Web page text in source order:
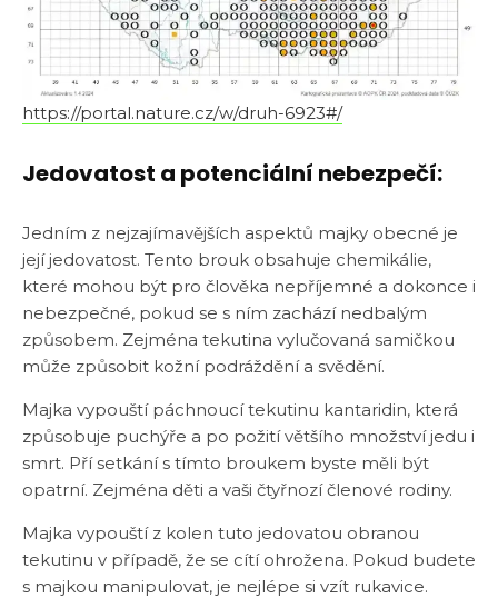
https://portal.nature.cz/w/druh-6923#/
Jedovatost a potenciální nebezpečí:
Jedním z nejzajímavějších aspektů majky obecné je
její jedovatost. Tento brouk obsahuje chemikálie,
které mohou být pro člověka nepříjemné a dokonce i
nebezpečné, pokud se s ním zachází nedbalým
způsobem. Zejména tekutina vylučovaná samičkou
může způsobit kožní podráždění a svědění.
Majka vypouští páchnoucí tekutinu kantaridin, která
způsobuje puchýře a po požití většího množství jedu i
smrt. Pří setkání s tímto broukem byste měli být
opatrní. Zejména děti a vaši čtyřnozí členové rodiny.
Majka vypouští z kolen tuto jedovatou obranou
tekutinu v případě, že se cítí ohrožena. Pokud budete
s majkou manipulovat, je nejlépe si vzít rukavice.